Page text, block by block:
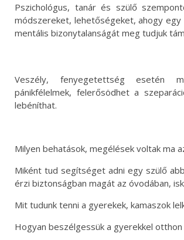
Pszichológus, tanár és szülő
módszereket, lehetőségeket, ahogy egy
mentális bizonytalanságát meg tudjuk
Veszély, fenyegetettség esetén
pánikfélelmek, felerősödhet a
lebéníthat.
Milyen behatások, megélések voltak ma
Miként tud segítséget adni egy szülő
érzi biztonságban magát az óvodában,
Mit tudunk tenni a gyerekek, kamaszok
Hogyan beszélgessük a gyerekkel